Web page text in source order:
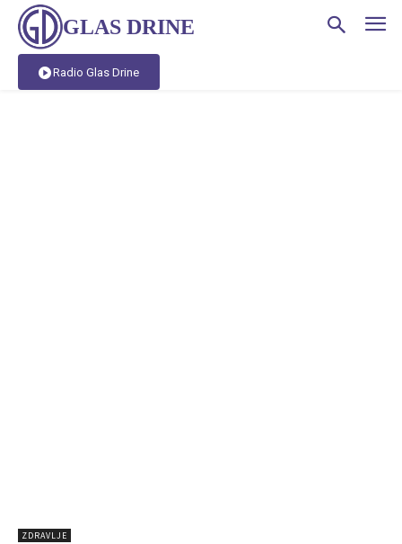
GLAS DRINE
Radio Glas Drine
ZDRAVLJE